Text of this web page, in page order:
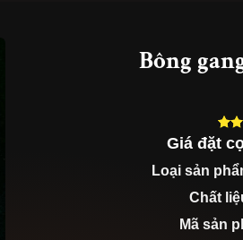
Bông
5.00
3
Giá đặt
Loại sản
Chất
Mã sản